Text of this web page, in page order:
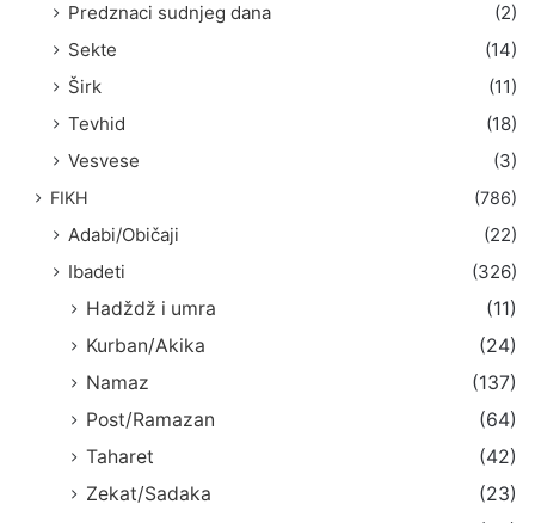
Predznaci sudnjeg dana
(2)
Sekte
(14)
Širk
(11)
Tevhid
(18)
Vesvese
(3)
FIKH (786)
Adabi/Običaji
(22)
Ibadeti
(326)
Hadždž i umra
(11)
Kurban/Akika
(24)
Namaz
(137)
Post/Ramazan
(64)
Taharet
(42)
Zekat/Sadaka
(23)